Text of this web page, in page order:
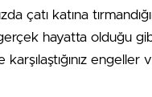
çatı katına
hayatta olduğu